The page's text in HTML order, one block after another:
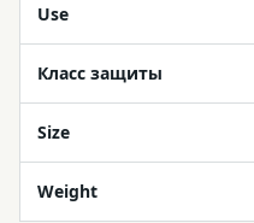
Use
Класс защиты
Size
Weight